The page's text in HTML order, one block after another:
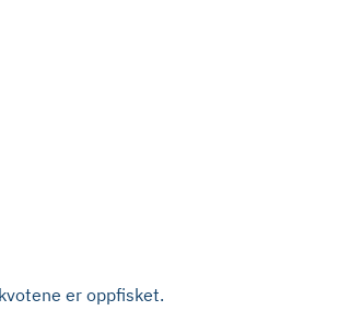
er oppfisket.